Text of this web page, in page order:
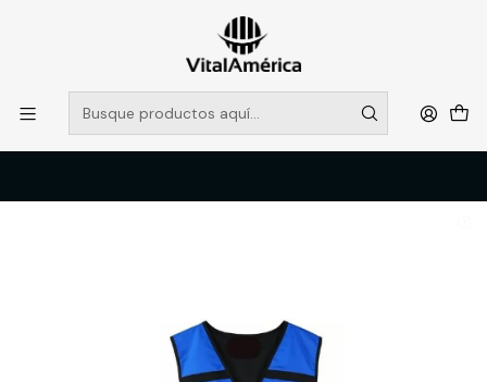
POR SISTEMA FRONTAL SOLO RETIROS EN TIENDA, DESDE
MUCHAS GRACIAS +569 5956 2237
Leer más
Catálogo
VESTIMENTA TECNICA Y CORPORATIVA
OVEROLES Y CHALECOS GEOLOGOS
CHALECO ORBIT-PLUS KBEEN AZUL T/XXL